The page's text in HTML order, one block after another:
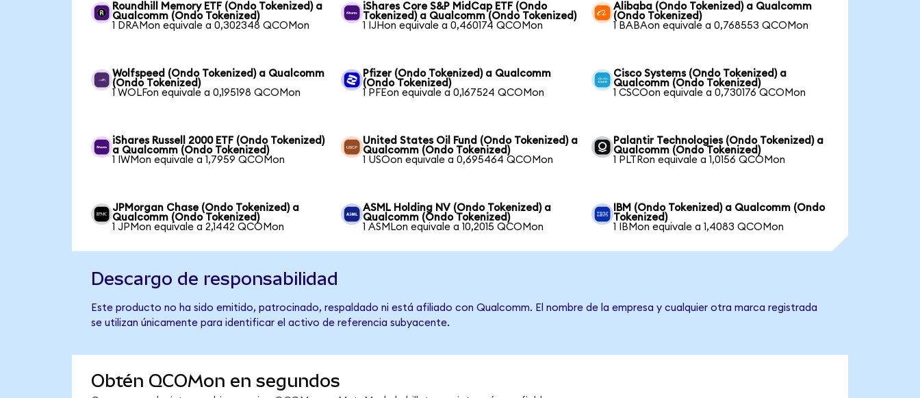
Roundhill Memory ETF (Ondo Tokenized) a
Qualcomm (Ondo Tokenized)
1 DRAMon equivale a 0,302348 QCOMon
iShares Core S&P MidCap ETF (Ondo
Tokenized) a Qualcomm (Ondo Tokenized)
1 IJHon equivale a 0,460174 QCOMon
Alibaba (Ondo Tokenized) a Qualcomm
(Ondo Tokenized)
1 BABAon equivale a 0,768553 QCOMon
Wolfspeed (Ondo Tokenized) a Qualcomm
(Ondo Tokenized)
1 WOLFon equivale a 0,195198 QCOMon
Pfizer (Ondo Tokenized) a Qualcomm
(Ondo Tokenized)
1 PFEon equivale a 0,167524 QCOMon
Cisco Systems (Ondo Tokenized) a
Qualcomm (Ondo Tokenized)
1 CSCOon equivale a 0,730176 QCOMon
iShares Russell 2000 ETF (Ondo Tokenized)
a Qualcomm (Ondo Tokenized)
1 IWMon equivale a 1,7959 QCOMon
United States Oil Fund (Ondo Tokenized) a
Qualcomm (Ondo Tokenized)
1 USOon equivale a 0,695464 QCOMon
Palantir Technologies (Ondo Tokenized) a
Qualcomm (Ondo Tokenized)
1 PLTRon equivale a 1,0156 QCOMon
JPMorgan Chase (Ondo Tokenized) a
Qualcomm (Ondo Tokenized)
1 JPMon equivale a 2,1442 QCOMon
ASML Holding NV (Ondo Tokenized) a
Qualcomm (Ondo Tokenized)
1 ASMLon equivale a 10,2015 QCOMon
IBM (Ondo Tokenized) a Qualcomm (Ondo
Tokenized)
1 IBMon equivale a 1,4083 QCOMon
Descargo de responsabilidad
Este producto no ha sido emitido, patrocinado, respaldado ni está afiliado con Qualcomm. El nombre de la empresa y cualquier otra marca registrada
se utilizan únicamente para identificar el activo de referencia subyacente.
Obtén QCOMon en segundos